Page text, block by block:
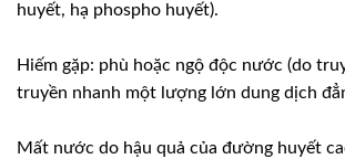
huyết, hạ phospho huyết).
Hiếm gặp: phù hoặc ngộ độc nước (do
truyền nhanh một lượng lớn dung dịch
Mất nước do hậu quả của đường huyết